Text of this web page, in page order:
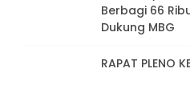
Berbagi 66
Dukung MBG
RAPAT PLENO